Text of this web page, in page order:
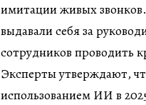
имитации живых
выдавали себя за
сотрудников проводить
Эксперты утверждают,
использованием ИИ в